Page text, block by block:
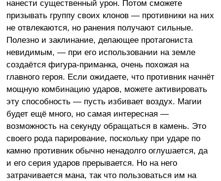
нанести существенный урон. Потом сможете
призывать группу своих клонов — противники на них
не отвлекаются, но ранения получают сильные.
Полезно и заклинание, делающее протагониста
невидимым, — при его использовании на земле
создаётся фигура-приманка, очень похожая на
главного героя. Если ожидаете, что противник начнёт
мощную комбинацию ударов, можете активировать
эту способность — пусть избивает воздух. Магии
будет ещё много, но самая интересная —
возможность на секунду обращаться в камень. Это
своего рода парирование, поскольку при ударе по
камню противник обычно ненадолго оглушается, да
и его серия ударов прерывается. Но на него
затрачивается мана, так что пользоваться им на